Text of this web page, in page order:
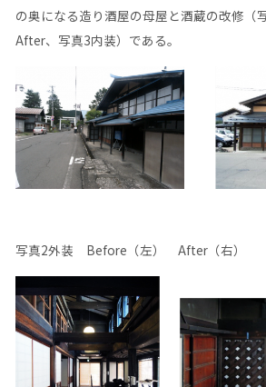
の奥になる造り酒屋の母屋と酒蔵の改修（
After、写真3内装）である。
写真2外装 Before（左） After（右）